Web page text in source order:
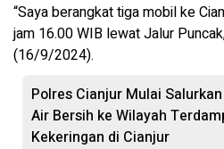
“Saya berangkat tiga mobil ke
jam 16.00 WIB lewat Jalur
(16/9/2024).
Polres Cianjur Mulai
Air Bersih ke Wilayah
Kekeringan di Cianjur